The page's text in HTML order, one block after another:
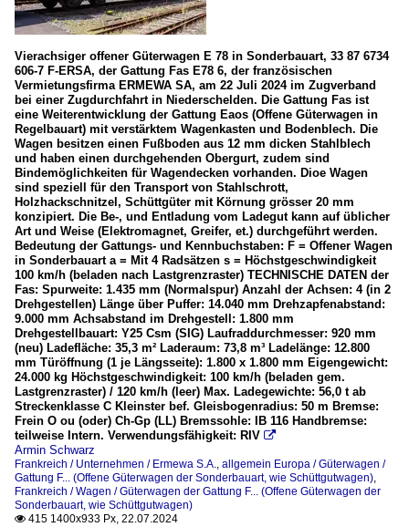
Vierachsiger offener Güterwagen E 78 in Sonderbauart, 33 87 6734
606-7 F-ERSA, der Gattung Fas E78 6, der französischen
Vermietungsfirma ERMEWA SA, am 22 Juli 2024 im Zugverband
bei einer Zugdurchfahrt in Niederschelden. Die Gattung Fas ist
eine Weiterentwicklung der Gattung Eaos (Offene Güterwagen in
Regelbauart) mit verstärktem Wagenkasten und Bodenblech. Die
Wagen besitzen einen Fußboden aus 12 mm dicken Stahlblech
und haben einen durchgehenden Obergurt, zudem sind
Bindemöglichkeiten für Wagendecken vorhanden. Dioe Wagen
sind speziell für den Transport von Stahlschrott,
Holzhackschnitzel, Schüttgüter mit Körnung grösser 20 mm
konzipiert. Die Be-, und Entladung vom Ladegut kann auf üblicher
Art und Weise (Elektromagnet, Greifer, et.) durchgeführt werden.
Bedeutung der Gattungs- und Kennbuchstaben: F = Offener Wagen
in Sonderbauart a = Mit 4 Radsätzen s = Höchstgeschwindigkeit
100 km/h (beladen nach Lastgrenzraster) TECHNISCHE DATEN der
Fas: Spurweite: 1.435 mm (Normalspur) Anzahl der Achsen: 4 (in 2
Drehgestellen) Länge über Puffer: 14.040 mm Drehzapfenabstand:
9.000 mm Achsabstand im Drehgestell: 1.800 mm
Drehgestellbauart: Y25 Csm (SIG) Laufraddurchmesser: 920 mm
(neu) Ladefläche: 35,3 m² Laderaum: 73,8 m³ Ladelänge: 12.800
mm Türöffnung (1 je Längsseite): 1.800 x 1.800 mm Eigengewicht:
24.000 kg Höchstgeschwindigkeit: 100 km/h (beladen gem.
Lastgrenzraster) / 120 km/h (leer) Max. Ladegewichte: 56,0 t ab
Streckenklasse C Kleinster bef. Gleisbogenradius: 50 m Bremse:
Frein O ou (oder) Ch-Gp (LL) Bremssohle: IB 116 Handbremse:
teilweise Intern. Verwendungsfähigkeit: RIV 
Armin Schwarz
Frankreich / Unternehmen / Ermewa S.A., allgemein Europa / Güterwagen /
Gattung F... (Offene Güterwagen der Sonderbauart, wie Schüttgutwagen),
Frankreich / Wagen / Güterwagen der Gattung F... (Offene Güterwagen der
Sonderbauart, wie Schüttgutwagen)
 415 1400x933 Px, 22.07.2024